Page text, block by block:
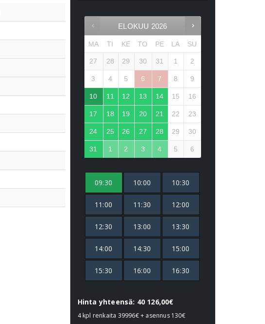
ELOKUU 2026
MA TI KE TO PE LA SU
27 28 29 30 31 1 2
3 4 5 6 7 8 9
10 11 12 13 14 15 16
17 18 19 20 21 22 23
24 25 26 27 28 29 30
31 1 2 3 4 5 6
09:30 10:00 10:30
11:00 11:30 12:00
12:30 13:00 13:30
14:00 14:30 15:00
15:30 16:00 16:30
Hinta yhteensä: 40 126,00€
4 kpl renkaita 39996€+ asennus 130€